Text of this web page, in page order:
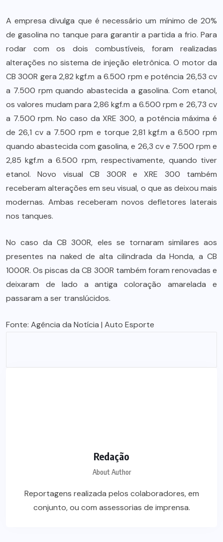
A empresa divulga que é necessário um mínimo de 20%
de gasolina no tanque para garantir a partida a frio. Para
rodar com os dois combustíveis, foram realizadas
alterações no sistema de injeção eletrônica. O motor da
CB 300R gera 2,82 kgf.m a 6.500 rpm e potência 26,53 cv
a 7.500 rpm quando abastecida a gasolina. Com etanol,
os valores mudam para 2,86 kgf.m a 6.500 rpm e 26,73 cv
a 7.500 rpm. No caso da XRE 300, a potência máxima é
de 26,1 cv a 7.500 rpm e torque 2,81 kgf.m a 6.500 rpm
quando abastecida com gasolina, e 26,3 cv e 7.500 rpm e
2,85 kgf.m a 6.500 rpm, respectivamente, quando tiver
etanol. Novo visual CB 300R e XRE 300 também
receberam alterações em seu visual, o que as deixou mais
modernas. Ambas receberam novos defletores laterais
nos tanques.
No caso da CB 300R, eles se tornaram similares aos
presentes na naked de alta cilindrada da Honda, a CB
1000R. Os piscas da CB 300R também foram renovadas e
deixaram de lado a antiga coloração amarelada e
passaram a ser translúcidos.
Fonte: Agência da Notícia | Auto Esporte
Redação
About Author
Reportagens realizada pelos colaboradores, em
conjunto, ou com assessorias de imprensa.